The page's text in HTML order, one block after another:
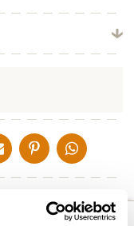
VIA DE MAIL
DELEN OP PINTEREST
DELEN OP